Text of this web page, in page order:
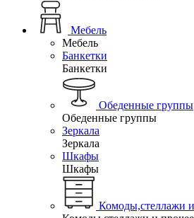
Мебель
Мебель
Банкетки
Банкетки
Обеденные группы
Обеденные группы
Зеркала
Зеркала
Шкафы
Шкафы
Комоды,стеллажи